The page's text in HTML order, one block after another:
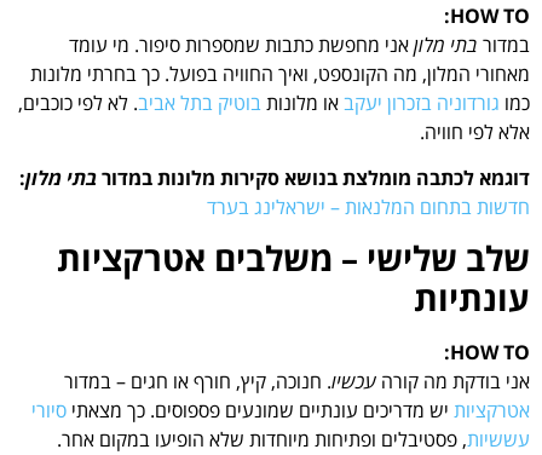
HOW TO:
במדור בתי מלוןאני מחפשת כתבות שמספרות סיפור. מי עומד
מאחורי המלון, מה הקונספט, ואיך החוויה בפועל. כך בחרתי מלונות
כמו גורדוניה בזכרון יעקבאו מלונותבוטיק בתל אביב. לא לפי כוכבים,
אלא לפי חוויה.
דוגמא לכתבה מומלצת בנושא סקירות מלונות במדורבתי מלון:
חדשות בתחום המלנאות – ישראלינג בערד
שלב שלישי – משלבים אטרקציות
עונתיות
HOW TO:
אני בודקת מה קורה עכשיו. חנוכה, קיץ, חורף או חגים – במדור
אטרקציות יש מדריכים עונתיים שמונעים פספוסים. כך מצאתי סיורי
עששיות, פסטיבלים ופתיחות מיוחדות שלא הופיעו במקום אחר.